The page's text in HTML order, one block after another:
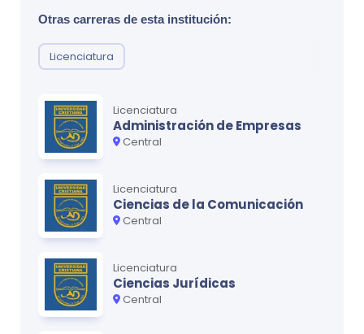
Ciclo3
MATERIA
CRÉDITOS
Realidad Nacional
Producción Gráfica
Producción Cinematográfica
Diseño y Gestión de Proyectos de
Comunicación
Otras carreras de esta institución:
Licenciatura
Licenciatura
Administración de Empresas
Central
Licenciatura
Ciencias de la Comunicación
Central
Licenciatura
Ciencias Jurídicas
Central